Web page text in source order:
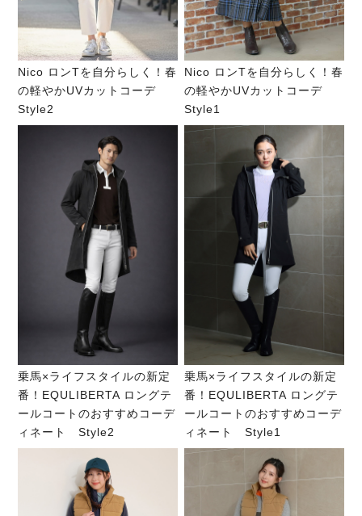
Nico ロンTを自分らしく！春
の軽やかUVカットコーデ
Style2
Nico ロンTを自分らしく！春
の軽やかUVカットコーデ
Style1
乗馬×ライフスタイルの新定
番！EQULIBERTA ロングテ
ールコートのおすすめコーデ
ィネート Style2
乗馬×ライフスタイルの新定
番！EQULIBERTA ロングテ
ールコートのおすすめコーデ
ィネート Style1